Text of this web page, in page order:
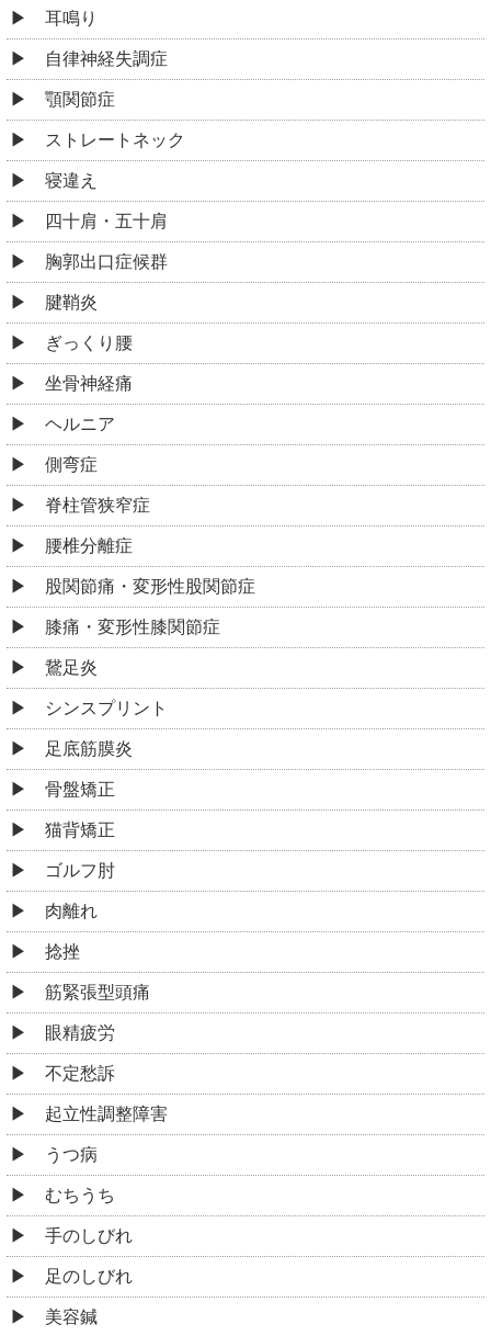
耳鳴り
自律神経失調症
顎関節症
ストレートネック
寝違え
四十肩・五十肩
胸郭出口症候群
腱鞘炎
ぎっくり腰
坐骨神経痛
ヘルニア
側弯症
脊柱管狭窄症
腰椎分離症
股関節痛・変形性股関節症
膝痛・変形性膝関節症
鵞足炎
シンスプリント
足底筋膜炎
骨盤矯正
猫背矯正
ゴルフ肘
肉離れ
捻挫
筋緊張型頭痛
眼精疲労
不定愁訴
起立性調整障害
うつ病
むちうち
手のしびれ
足のしびれ
美容鍼